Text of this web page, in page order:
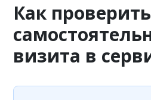
Как
визита в